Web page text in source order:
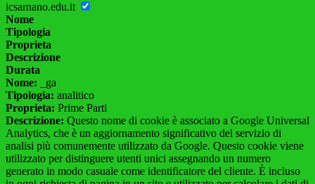
icsarnano.edu.it
Nome
Tipologia
Proprieta
Descrizione
Durata
Nome: _ga
Tipologia: analitico
Proprieta: Prime Parti
Descrizione: Questo nome di cookie è associato a Google Universal
Analytics, che è un aggiornamento significativo del servizio di
analisi più comunemente utilizzato da Google. Questo cookie viene
utilizzato per distinguere utenti unici assegnando un numero
generato in modo casuale come identificatore del cliente. È incluso